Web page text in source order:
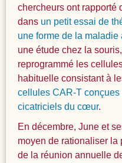
chercheurs ont rapporté
dans un petit essai de
une forme de la
une étude chez la
reprogrammé les
habituelle consistant à
cellules CAR-T
cicatriciels du cœur.
En décembre, June et
moyen de rationaliser la
de la réunion annuelle